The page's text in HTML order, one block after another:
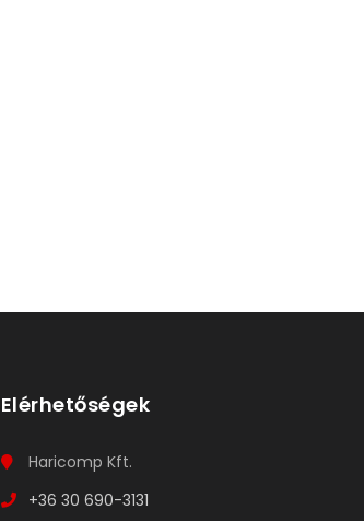
Elérhetőségek
Haricomp Kft.
+36 30 690-3131